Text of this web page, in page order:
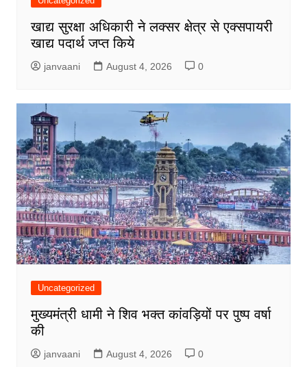
खाद्य सुरक्षा अधिकारी ने लक्सर क्षेत्र से एक्सपायरी
खाद्य पदार्थ जप्त किये
janvaani August 4, 2026 0
Uncategorized
मुख्यमंत्री धामी ने शिव भक्त कांवड़ियों पर पुष्प वर्षा
की
janvaani August 4, 2026 0